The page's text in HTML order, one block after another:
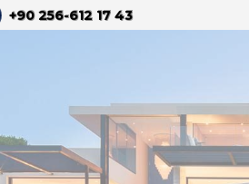
+90 256-612 17 43